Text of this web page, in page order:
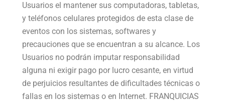
Usuarios el mantener sus computadoras, tabletas,
y teléfonos celulares protegidos de esta clase de
eventos con los sistemas, softwares y
precauciones que se encuentran a su alcance. Los
Usuarios no podrán imputar responsabilidad
alguna ni exigir pago por lucro cesante, en virtud
de perjuicios resultantes de dificultades técnicas o
fallas en los sistemas o en Internet. FRANQUICIAS